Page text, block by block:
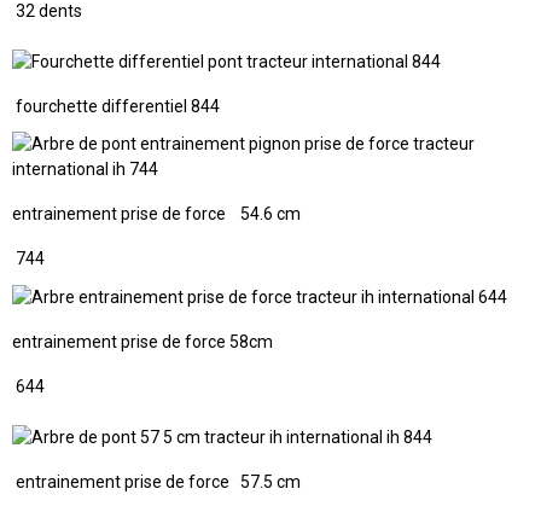
32 dents
fourchette differentiel 844
entrainement prise de force 54.6 cm
744
entrainement prise de force 58cm
644
entrainement prise de force 57.5 cm